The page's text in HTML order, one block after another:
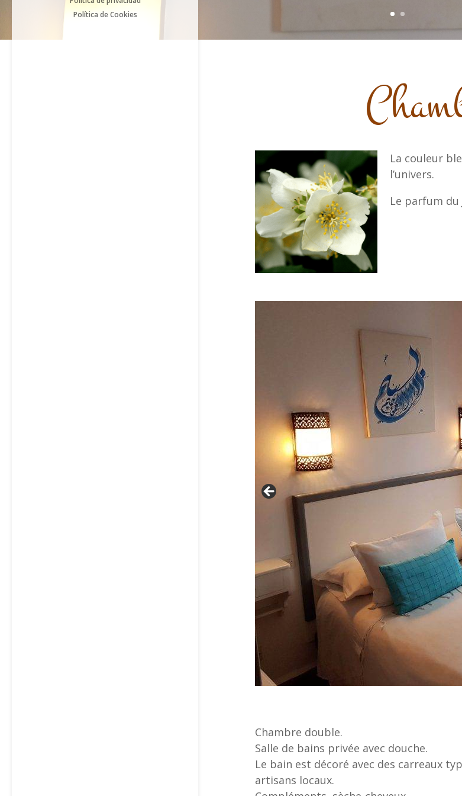
Política de Cookies
La couleur
l’univers.
Le parfum du
Chambre double.
Salle de bains privée avec douche.
Le bain est décoré avec des carreaux
artisans locaux.